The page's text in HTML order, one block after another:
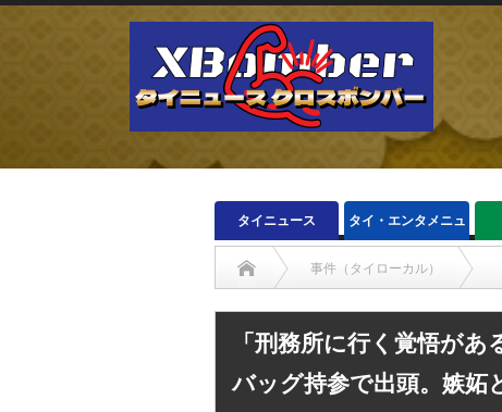
タイニュース タイ・エンタメニュ
ース
事件（タイローカル）
「刑務所に行く覚悟が
バッグ持参で出頭。嫉妬